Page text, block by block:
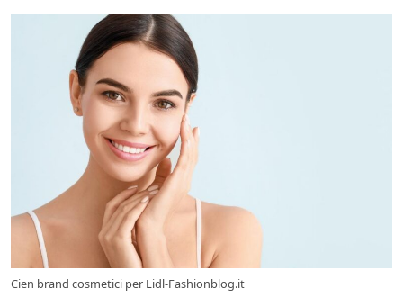
Cien brand cosmetici per Lidl-Fashionblog.it